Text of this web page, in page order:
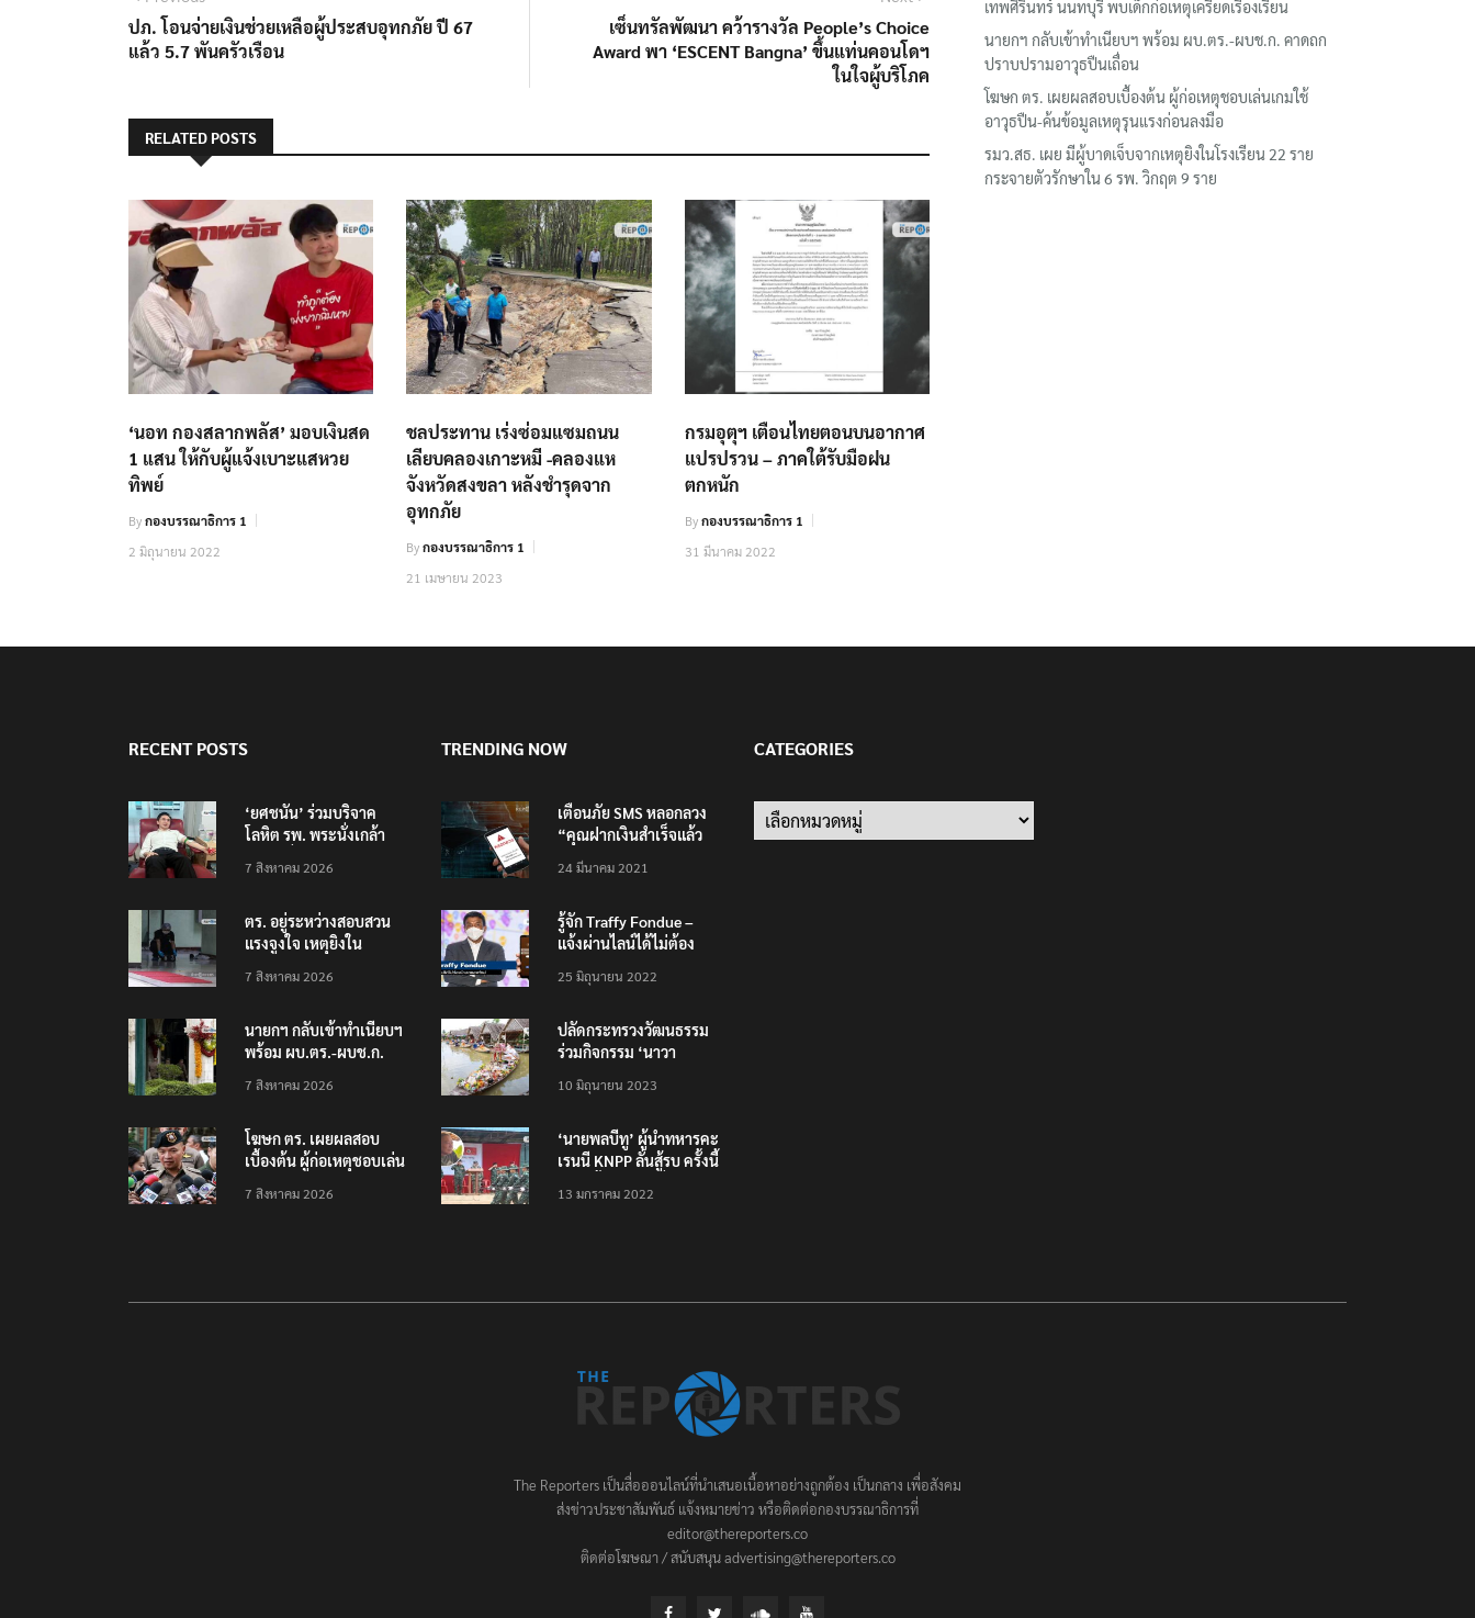
เรื่อง
post:
ปภ. โอนจ่ายเงินช่วยเหลือผู้ประสบอุทกภัย ปี 67
แล้ว 5.7 พันครัวเรือน
post:
เซ็นทรัลพัฒนา คว้ารางวัล People’s Choice
Award พา ‘ESCENT Bangna’ ขึ้นแท่นคอนโดฯ
ในใจผู้บริโภค
RELATED POSTS
‘นอท กองสลากพลัส’ มอบเงินสด
1 แสน ให้กับผู้แจ้งเบาะแสหวย
ทิพย์
Byกองบรรณาธิการ 1
2 มิถุนายน 2022
ชลประทาน เร่งซ่อมแซมถนน
เลียบคลองเกาะหมี -คลองแห
จังหวัดสงขลา หลังชำรุดจาก
อุทกภัย
Byกองบรรณาธิการ 1
21 เมษายน 2023
กรมอุตุฯ เตือนไทยตอนบนอากาศ
แปรปรวน – ภาคใต้รับมือฝน
ตกหนัก
Byกองบรรณาธิการ 1
31 มีนาคม 2022
เทพศิรินทร์ นนทบุรี พบเด็กก่อเหตุเครียดเรื่องเรียน
นายกฯ กลับเข้าทำเนียบฯ พร้อม ผบ.ตร.-ผบช.ก. คาดถก
ปราบปรามอาวุธปืนเถื่อน
โฆษก ตร. เผยผลสอบเบื้องต้น ผู้ก่อเหตุชอบเล่นเกมใช้
อาวุธปืน-ค้นข้อมูลเหตุรุนแรงก่อนลงมือ
รมว.สธ. เผย มีผู้บาดเจ็บจากเหตุยิงในโรงเรียน 22 ราย
กระจายตัวรักษาใน 6 รพ. วิกฤต 9 ราย
RECENT POSTS
‘ยศชนัน’ ร่วมบริจาค
โลหิต รพ. พระนั่งเกล้า
เทพศิรินทร์ นนทบุรี
7 สิงหาคม 2026
ตร. อยู่ระหว่างสอบสวน
แรงจูงใจ เหตุยิงใน
นนทบุรี พบเด็กก่อเหตุ
7 สิงหาคม 2026
นายกฯ กลับเข้าทำเนียบฯ
พร้อม ผบ.ตร.-ผบช.ก.
ปืนเถื่อน
7 สิงหาคม 2026
โฆษก ตร. เผยผลสอบ
เบื้องต้น ผู้ก่อเหตุชอบเล่น
เหตุรุนแรงก่อนลงมือ
7 สิงหาคม 2026
TRENDING NOW
เตือนภัย SMS หลอกลวง
“คุณฝากเงินสำเร็จแล้ว
200,000 บาท”
24 มีนาคม 2021
รู้จัก Traffy Fondue –
แจ้งผ่านไลน์ได้ไม่ต้อง
ทั่วไทย ไม่ใช่แค่ในกรุง
25 มิถุนายน 2022
ปลัดกระทรวงวัฒนธรรม
ร่วมกิจกรรม ‘นาวา
ตักบาตรทางน้ำ
10 มิถุนายน 2023
‘นายพลบีทู’ ผู้นำทหารคะ
เรนนี KNPP ลั่นสู้รบ ครั้งนี้
ประชาชนต้องชนะ
13 มกราคม 2022
CATEGORIES
Categories
The Reporters เป็นสื่อออนไลน์ที่นำเสนอเนื้อหาอย่างถูกต้อง เป็นกลาง เพื่อสังคม
ส่งข่าวประชาสัมพันธ์ แจ้งหมายข่าว หรือติดต่อกองบรรณาธิการที่
editor@thereporters.co
ติดต่อโฆษณา / สนับสนุน advertising@thereporters.co